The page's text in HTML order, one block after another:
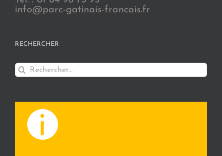
info@parc-gatinais-francais.fr
RECHERCHER
Rechercher: